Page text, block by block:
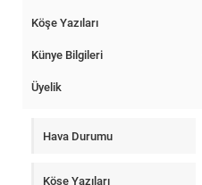
Köşe Yazıları
Künye Bilgileri
Üyelik
Hava Durumu
Köşe Yazıları